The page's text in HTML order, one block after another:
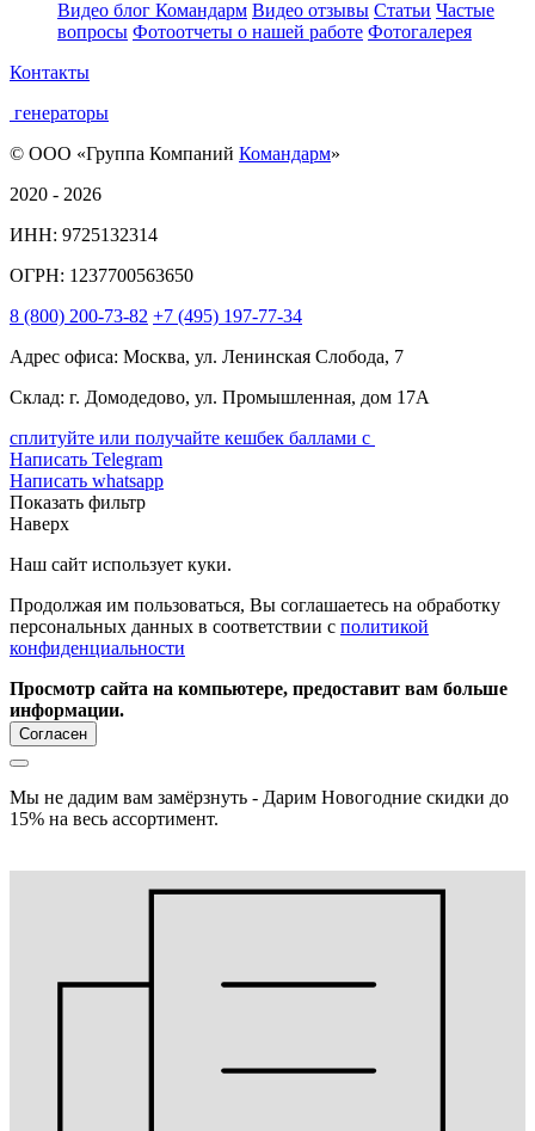
Видео блог Командарм Видео отзывы Статьи Частые
вопросы Фотоотчеты о нашей работе Фотогалерея
Контакты
генераторы
© ООО «Группа Компаний Командарм»
2020 - 2026
ИНН: 9725132314
ОГРН: 1237700563650
8 (800) 200-73-82 +7 (495) 197-77-34
Адрес офиса: Москва, ул. Ленинская Слобода, 7
Склад: г. Домодедово, ул. Промышленная, дом 17А
сплитуйте или получайте кешбек баллами с
Написать Telegram
Написать whatsapp
Показать фильтр
Наверх
Наш сайт использует куки.
Продолжая им пользоваться, Вы соглашаетесь на обработку
персональных данных в соответствии с политикой
конфиденциальности
Просмотр сайта на компьютере, предоставит вам больше
информации.
Согласен
Мы не дадим вам замёрзнуть - Дарим Новогодние скидки до
15% на весь ассортимент.